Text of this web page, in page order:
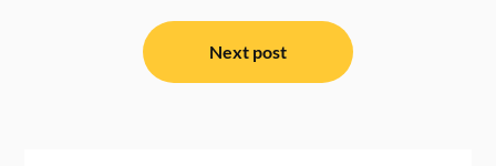
Next post